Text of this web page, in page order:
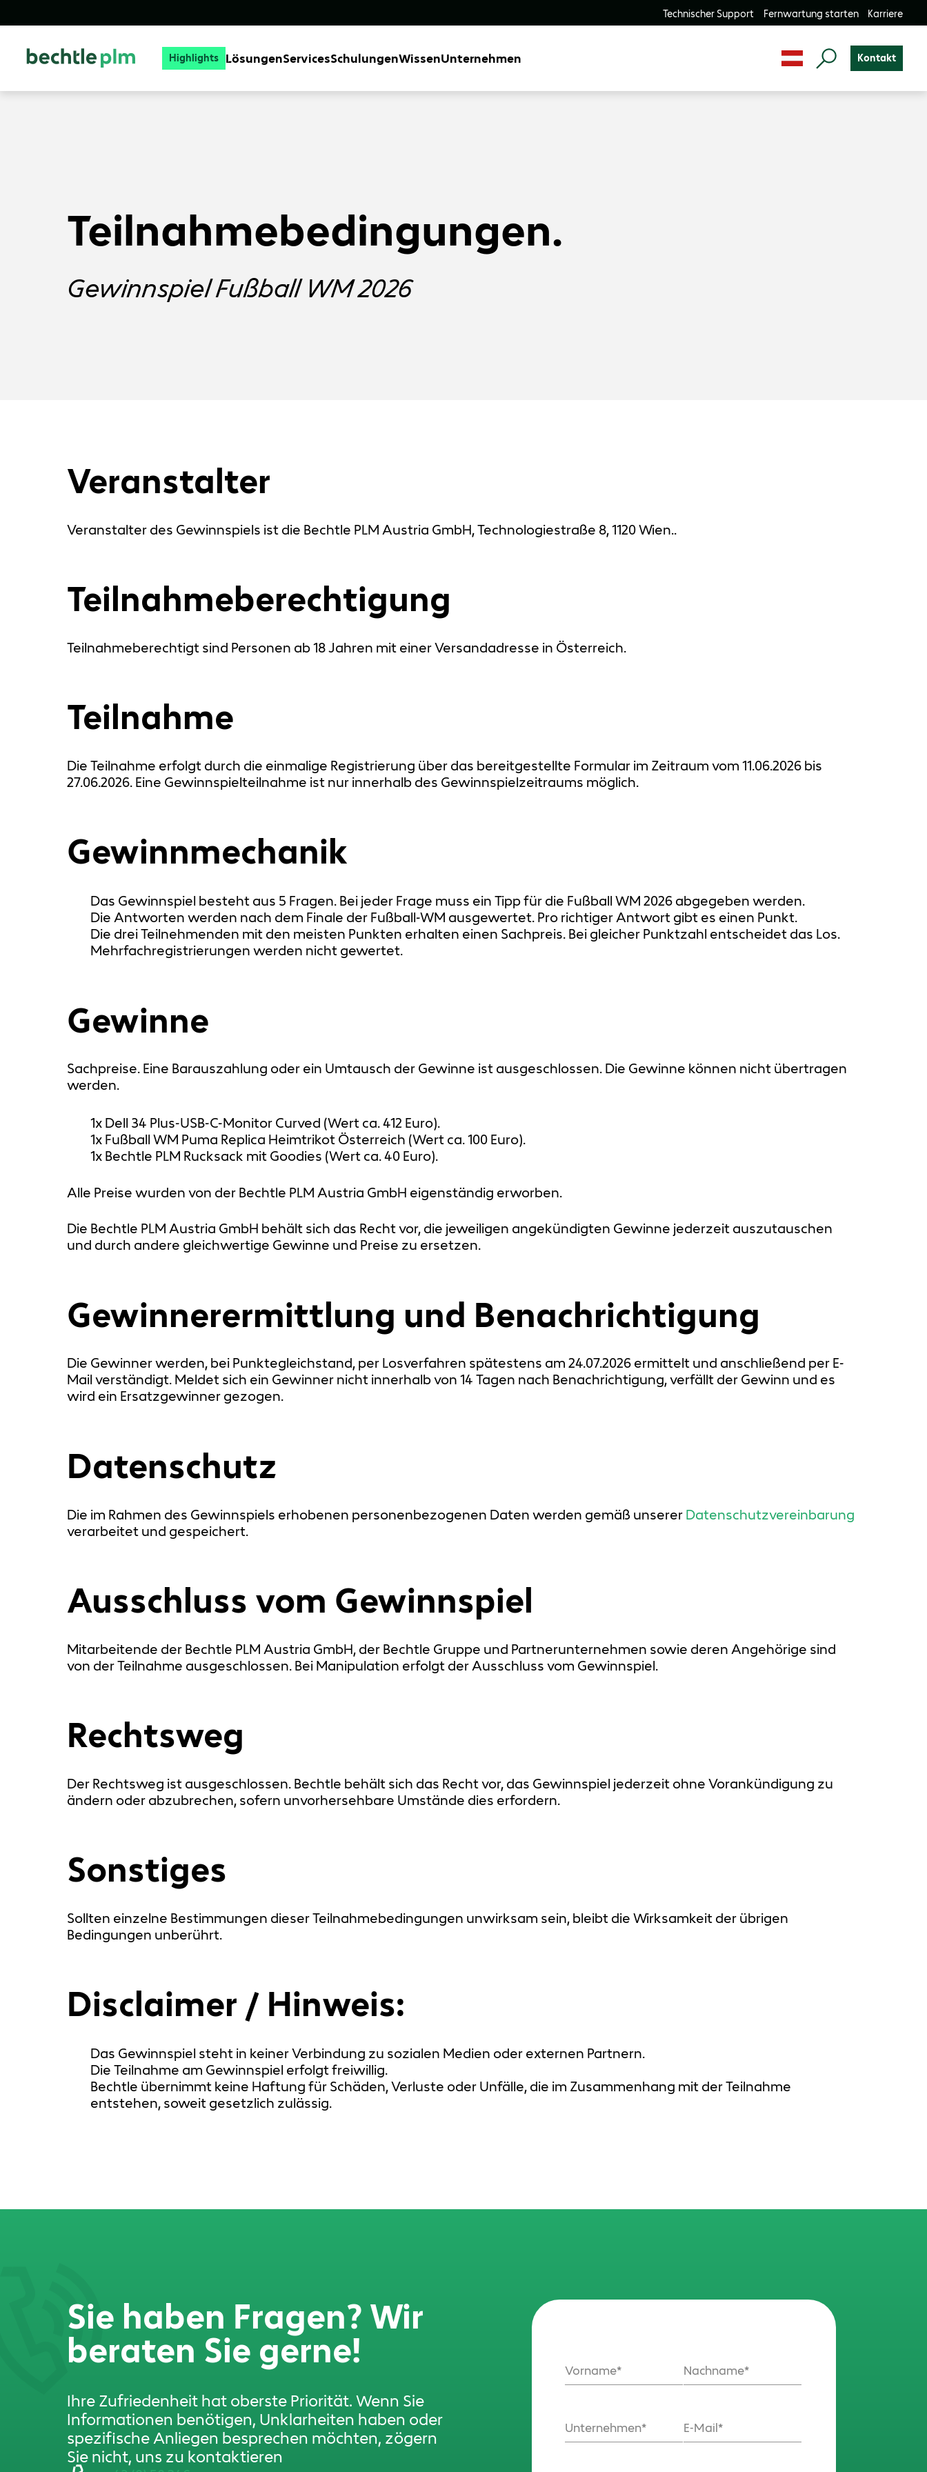
Technischer Support Fernwartung starten Karriere
Highlights LösungenServicesSchulungenWissenUnternehmen Kontakt
Teilnahmebedingungen.
Gewinnspiel Fußball WM 2026
Veranstalter
Veranstalter des Gewinnspiels ist die Bechtle PLM Austria GmbH, Technologiestraße 8, 1120 Wien..
Teilnahmeberechtigung
Teilnahmeberechtigt sind Personen ab 18 Jahren mit einer Versandadresse in Österreich.
Teilnahme
Die Teilnahme erfolgt durch die einmalige Registrierung über das bereitgestellte Formular im Zeitraum vom 11.06.2026 bis
27.06.2026. Eine Gewinnspielteilnahme ist nur innerhalb des Gewinnspielzeitraums möglich.
Gewinnmechanik
Das Gewinnspiel besteht aus 5 Fragen. Bei jeder Frage muss ein Tipp für die Fußball WM 2026 abgegeben werden.
Die Antworten werden nach dem Finale der Fußball-WM ausgewertet. Pro richtiger Antwort gibt es einen Punkt.
Die drei Teilnehmenden mit den meisten Punkten erhalten einen Sachpreis. Bei gleicher Punktzahl entscheidet das Los.
Mehrfachregistrierungen werden nicht gewertet.
Gewinne
Sachpreise. Eine Barauszahlung oder ein Umtausch der Gewinne ist ausgeschlossen. Die Gewinne können nicht übertragen
werden.
1x Dell 34 Plus-USB-C-Monitor Curved (Wert ca. 412 Euro).
1x Fußball WM Puma Replica Heimtrikot Österreich (Wert ca. 100 Euro).
1x Bechtle PLM Rucksack mit Goodies (Wert ca. 40 Euro).
Alle Preise wurden von der Bechtle PLM Austria GmbH eigenständig erworben.
Die Bechtle PLM Austria GmbH behält sich das Recht vor, die jeweiligen angekündigten Gewinne jederzeit auszutauschen
und durch andere gleichwertige Gewinne und Preise zu ersetzen.
Gewinnerermittlung und Benachrichtigung
Die Gewinner werden, bei Punktegleichstand, per Losverfahren spätestens am 24.07.2026 ermittelt und anschließend per E-
Mail verständigt. Meldet sich ein Gewinner nicht innerhalb von 14 Tagen nach Benachrichtigung, verfällt der Gewinn und es
wird ein Ersatzgewinner gezogen.
Datenschutz
Die im Rahmen des Gewinnspiels erhobenen personenbezogenen Daten werden gemäß unserer Datenschutzvereinbarung
verarbeitet und gespeichert.
Ausschluss vom Gewinnspiel
Mitarbeitende der Bechtle PLM Austria GmbH, der Bechtle Gruppe und Partnerunternehmen sowie deren Angehörige sind
von der Teilnahme ausgeschlossen. Bei Manipulation erfolgt der Ausschluss vom Gewinnspiel.
Rechtsweg
Der Rechtsweg ist ausgeschlossen. Bechtle behält sich das Recht vor, das Gewinnspiel jederzeit ohne Vorankündigung zu
ändern oder abzubrechen, sofern unvorhersehbare Umstände dies erfordern.
Sonstiges
Sollten einzelne Bestimmungen dieser Teilnahmebedingungen unwirksam sein, bleibt die Wirksamkeit der übrigen
Bedingungen unberührt.
Disclaimer / Hinweis:
Das Gewinnspiel steht in keiner Verbindung zu sozialen Medien oder externen Partnern.
Die Teilnahme am Gewinnspiel erfolgt freiwillig.
Bechtle übernimmt keine Haftung für Schäden, Verluste oder Unfälle, die im Zusammenhang mit der Teilnahme
entstehen, soweit gesetzlich zulässig.
Sie haben Fragen? Wir
beraten Sie gerne!
Ihre Zufriedenheit hat oberste Priorität. Wenn Sie
Informationen benötigen, Unklarheiten haben oder
spezifische Anliegen besprechen möchten, zögern
Sie nicht, uns zu kontaktieren
Vorname Nachname
Unternehmen E-Mail